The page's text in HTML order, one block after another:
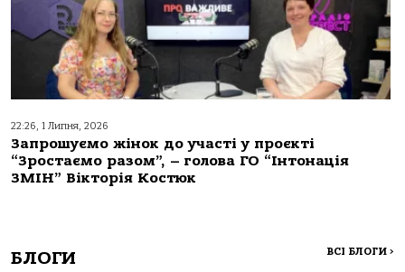
22:26, 1 Липня, 2026
Запрошуємо жінок до участі у проєкті
“Зростаємо разом”, – голова ГО “Інтонація
ЗМІН” Вікторія Костюк
БЛОГИ ВСІ БЛОГИ >